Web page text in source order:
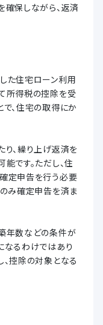
確保しながら、返済
た住宅ローン利用
所得税の控除を受
、住宅の取得にか
り、繰り上げ返済を
です。ただし、住
定申告を行う必要
み確定申告を済ま
年数などの条件が
なるわけではあり
控除の対象となる